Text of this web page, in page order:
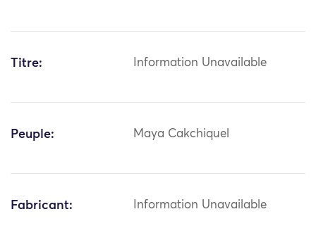
Titre: Information Unavailable
Peuple: Maya Cakchiquel
Fabricant: Information Unavailable